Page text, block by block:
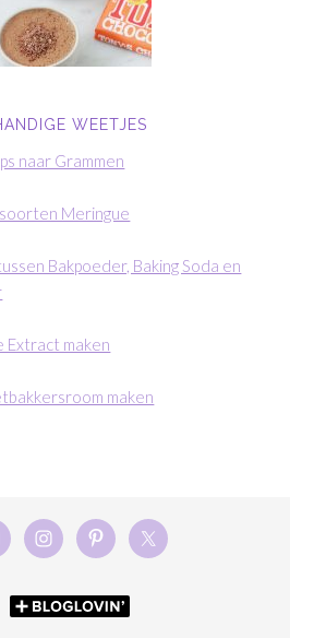
WEETJES
naar Grammen
Meringue
Bakpoeder, Baking Soda en
Extract maken
maken